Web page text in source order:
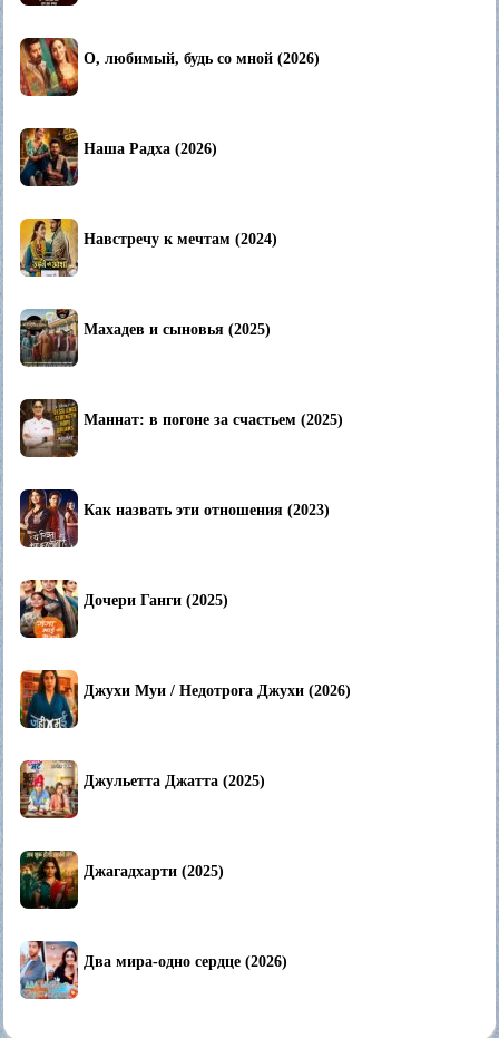
О, любимый, будь со мной (2026)
Наша Радха (2026)
Навстречу к мечтам (2024)
Махадев и сыновья (2025)
Маннат: в погоне за счастьем (2025)
Как назвать эти отношения (2023)
Дочери Ганги (2025)
Джухи Муи / Недотрога Джухи (2026)
Джульетта Джатта (2025)
Джагадхарти (2025)
Два мира-одно сердце (2026)